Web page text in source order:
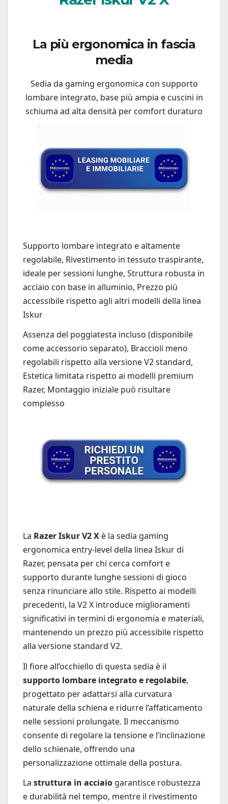
La più ergonomica in fascia
media
Sedia da gaming ergonomica con supporto
lombare integrato, base più ampia e cuscini in
schiuma ad alta densità per comfort duraturo
Supporto lombare integrato e altamente
regolabile, Rivestimento in tessuto traspirante,
ideale per sessioni lunghe, Struttura robusta in
acciaio con base in alluminio, Prezzo più
accessibile rispetto agli altri modelli della linea
Iskur
Assenza del poggiatesta incluso (disponibile
come accessorio separato), Braccioli meno
regolabili rispetto alla versione V2 standard,
Estetica limitata rispetto ai modelli premium
Razer, Montaggio iniziale può risultare
complesso
La Razer Iskur V2 X è la sedia gaming
ergonomica entry-level della linea Iskur di
Razer, pensata per chi cerca comfort e
supporto durante lunghe sessioni di gioco
senza rinunciare allo stile. Rispetto ai modelli
precedenti, la V2 X introduce miglioramenti
significativi in termini di ergonomia e materiali,
mantenendo un prezzo più accessibile rispetto
alla versione standard V2.
Il fiore all’occhiello di questa sedia è il
supporto lombare integrato e regolabile,
progettato per adattarsi alla curvatura
naturale della schiena e ridurre l’affaticamento
nelle sessioni prolungate. Il meccanismo
consente di regolare la tensione e l’inclinazione
dello schienale, offrendo una
personalizzazione ottimale della postura.
La struttura in acciaio garantisce robustezza
e durabilità nel tempo, mentre il rivestimento